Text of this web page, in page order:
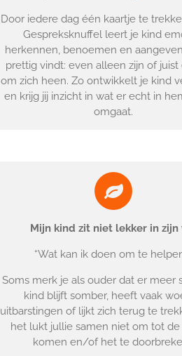
Door iedere dag één kaartje te
Gespreksknuffel leert je kind
herkennen, benoemen en
prettig vindt: even alleen zijn of juist
om zich heen. Zo ontwikkelt je kind
en krijg jij inzicht in wat er echt in
omgaat.
Mijn kind zit niet lekker in zijn
“Wat kan ik doen om te
Soms merk je als ouder dat er meer
kind blijft somber, heeft vaak
uitbarstingen of lijkt zich terug te
het lukt jullie samen niet om tot
komen en/of het te